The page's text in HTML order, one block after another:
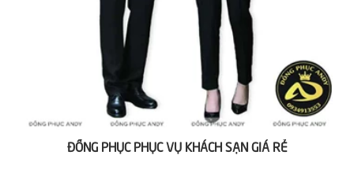
ĐỒNG PHỤC PHỤC VỤ KHÁCH SẠN GIÁ RẺ